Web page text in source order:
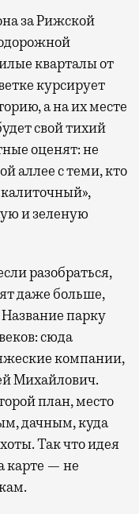
за Рижской
кварталы от
курсирует
а на их месте
свой тихий
оценят: не
аллее с теми, кто
и зеленую
разобраться,
даже больше,
парку
сюда
компании,
Михайлович.
план, место
дачным, куда
Так что идея
карте — не